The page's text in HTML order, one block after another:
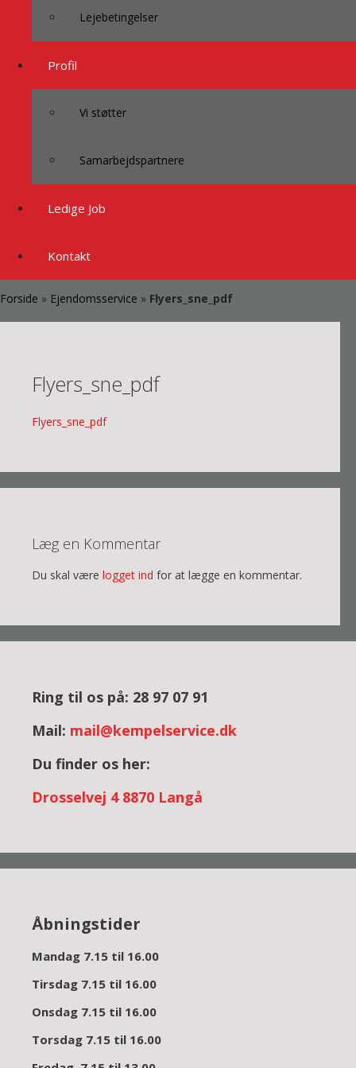
Lejebetingelser
Profil
Vi støtter
Samarbejdspartnere
Ledige Job
Kontakt
Forside » Ejendomsservice » Flyers_sne_pdf
Flyers_sne_pdf
Flyers_sne_pdf
Læg en Kommentar
Du skal være logget ind for at lægge en kommentar.
Ring til os på: 28 97 07 91
Mail: mail@kempelservice.dk
Du finder os her:
Drosselvej 48870 Langå
Åbningstider
Mandag 7.15 til 16.00
Tirsdag 7.15 til 16.00
Onsdag 7.15 til 16.00
Torsdag 7.15 til 16.00